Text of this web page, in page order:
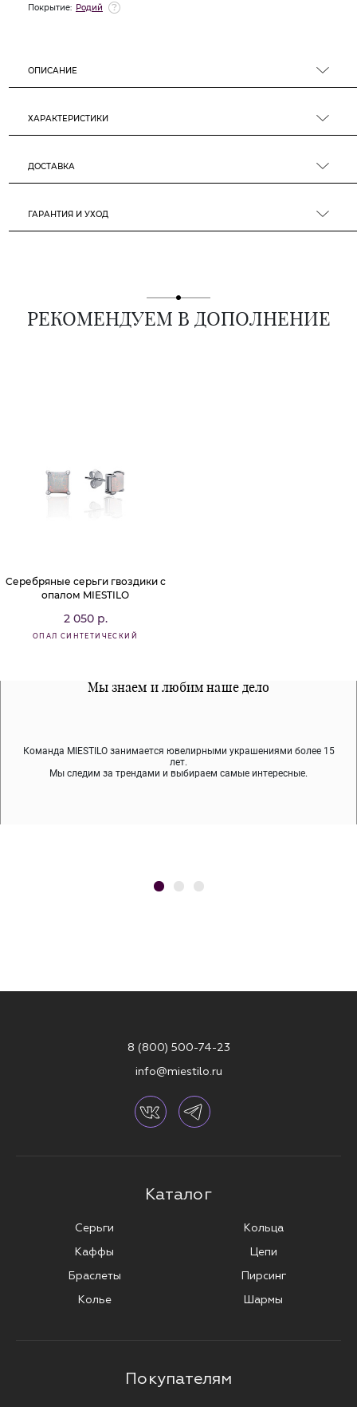
Покрытие: Родий
ОПИСАНИЕ
ХАРАКТЕРИСТИКИ
ДОСТАВКА
ГАРАНТИЯ И УХОД
РЕКОМЕНДУЕМ В ДОПОЛНЕНИЕ
Серебряные серьги гвоздики с
опалом MIESTILO
2 050 р.
ОПАЛ СИНТЕТИЧЕСКИЙ
Мы знаем и любим наше дело
Команда MIESTILO занимается ювелирными украшениями более 15
лет.
Мы следим за трендами и выбираем самые интересные.
Все наши материалы гипоалергенны
Мы используем покрытие (родий, ювелирный сплав), которое не
содержит никеля и свинца — это исключает аллергию.
Примерка перед покупкой
Во время доставки спокойно примеряйте украшения, выбирайте те,
что вам нравятся, остальные заберёт курьер.
8 (800) 500-74-23
info@miestilo.ru
Каталог
Серьги
Каффы
Браслеты
Колье
Кольца
Цепи
Пирсинг
Шармы
Покупателям